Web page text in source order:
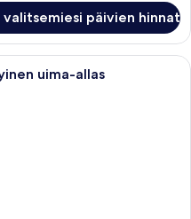
valitsemiesi päivien hinnat
uima-allasalue, jossa on
uima-allas